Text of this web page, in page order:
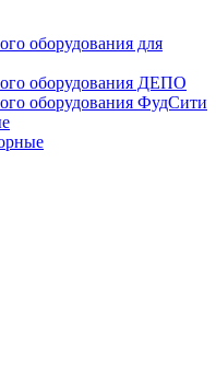
оборудования для
оборудования ДЕПО
оборудования ФудСити